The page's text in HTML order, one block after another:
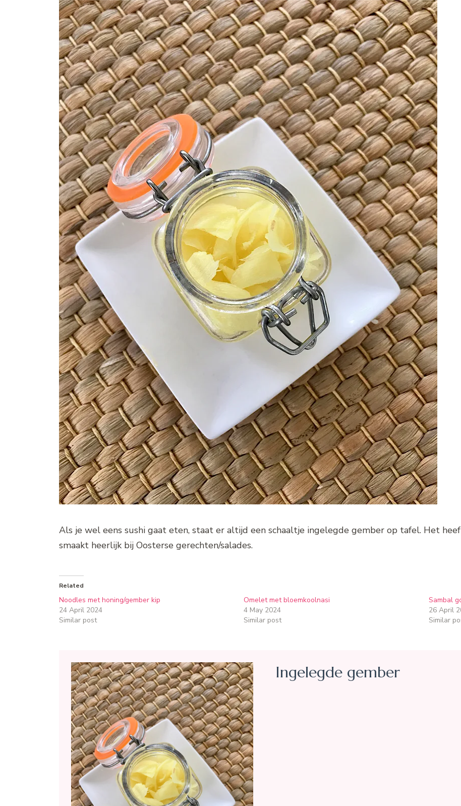
Als je wel eens sushi gaat eten, staat er altijd een schaaltje ingelegde gember op tafel. Het
smaakt heerlijk bij Oosterse gerechten/salades.
Related
Noodles met honing/gember kip
24 April 2024
Similar post
Omelet met bloemkoolnasi
4 May 2024
Similar post
Sambal
26 April
Similar
Ingelegde gember